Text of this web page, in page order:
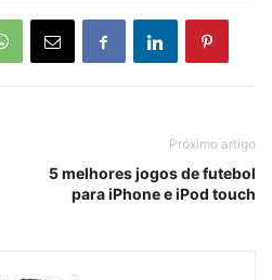
Próximo artigo
5 melhores jogos de futebol
para iPhone e iPod touch